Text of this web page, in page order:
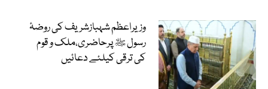
وزیراعظم شہبازشریف کی روضۂ
رسول ﷺ پرحاضری،ملک و قوم
کی ترقی کیلئے دعائیں